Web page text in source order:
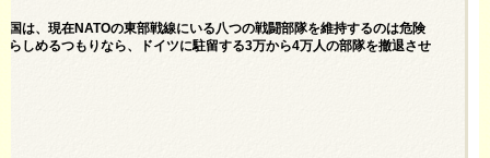
は、現在NATOの東部戦線にいる八つの戦闘部隊を維持するのは危険
しめるつもりなら、ドイツに駐留する3万から4万人の部隊を撤退させ